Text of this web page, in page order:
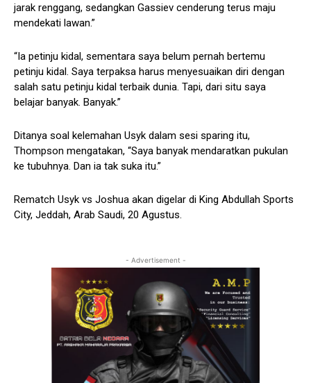
jarak renggang, sedangkan Gassiev cenderung terus maju
mendekati lawan.”
“Ia petinju kidal, sementara saya belum pernah bertemu
petinju kidal. Saya terpaksa harus menyesuaikan diri dengan
salah satu petinju kidal terbaik dunia. Tapi, dari situ saya
belajar banyak. Banyak.”
Ditanya soal kelemahan Usyk dalam sesi sparing itu,
Thompson mengatakan, “Saya banyak mendaratkan pukulan
ke tubuhnya. Dan ia tak suka itu.”
Rematch Usyk vs Joshua akan digelar di King Abdullah Sports
City, Jeddah, Arab Saudi, 20 Agustus.
- Advertisement -